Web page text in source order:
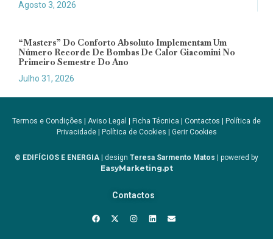
Agosto 3, 2026
“Masters” Do Conforto Absoluto Implementam Um
Número Recorde De Bombas De Calor Giacomini No
Primeiro Semestre Do Ano
Julho 31, 2026
Termos e Condições Aviso Legal Ficha Técnica Contactos
Política de
Privacidade| Política de Cookies Gerir Cookies
© EDIFÍCIOS E ENERGIA | design Teresa Sarmento Matos | powered by
EasyMarketing.pt
Contactos